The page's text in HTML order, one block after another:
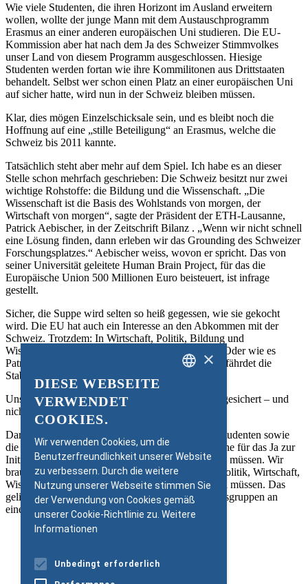
Wie viele Studenten, die ihren Horizont im Ausland erweitern
wollen, wollte der junge Mann mit dem Austauschprogramm
Erasmus an einer anderen europäischen Uni studieren. Die EU-
Kommission aber hat nach dem Ja des Schweizer Stimmvolkes
unser Land von diesem Programm ausgeschlossen. Hiesige
Studenten werden fortan wie ihre Kommilitonen aus Drittstaaten
behandelt. Selbst wer schon einen Platz an einer europäischen Uni
auf sicher hatte, wird nun in der Schweiz bleiben müssen.
Klar, dies mögen Einzelschicksale sein, und es bleibt noch die
Hoffnung auf eine „stille Beteiligung“ an Erasmus, welche die
Schweiz bis 2011 kannte.
Tatsächlich steht aber mehr auf dem Spiel. Ich habe es an dieser
Stelle schon mehrfach geschrieben: Die Schweiz besitzt nur zwei
wichtige Rohstoffe: die Bildung und die Wissenschaft. „Die
Wissenschaft ist die Basis des Wohlstands von morgen, der
Wirtschaft von morgen“, sagte der Präsident der ETH-Lausanne,
Patrick Aebischer, in der Zeitschrift Bilanz . „Wenn wir nicht schnell
eine Lösung finden, dann erleben wir das Grounding des Schweizer
Forschungsplatzes.“ Aebischer weiss, wovon er spricht. Das von
seiner Universität geleitete Human Brain Project, für das die
Europäische Union 500 Millionen Euro beisteuert, ist infrage
gestellt.
Sicher, die Suppe wird selten so heiß gegessen, wie sie gekocht
wird. Die EU hat auch ein Interesse an den Abkommen mit der
Schweiz. Trotzdem: In Wirtschaft, Politik, Bildung und
Wissenschaft herrscht eine große Verunsicherung. Oder wie es
Patrick Aebischer sagt: „Die Rechtsunsicherheit gefährdet die
Stabilität.“
Unser Wohlstand wird von talentierten Menschen gesichert – und
nicht vom Kapital allein.
Darum trifft es genau die Falschen, wenn unsere Studenten sowie
die Bildungs- und Forschungsinstitutionen die Zeche für das Ja zur
Initiative gegen die Masseneinwanderung bezahlen müssen. Wir
brauchen nun praktikable Lösungen, auf die sich Politik, Wirtschaft,
Wissenschaft, Verbände und Kantone rasch einigen müssen. Das
gelingt uns allerdings nur, wenn wir alle Interessensgruppen an
einen Tisch bringen. Bundesbern ist gefordert
PDF Download
Weiter zu Zeit-Online
×
DIESE WEBSEITE
VERWENDET
COOKIES.
Wir verwenden Cookies, um die
Benutzerfreundlichkeit unserer Website
zu verbessern. Durch die weitere
Nutzung unserer Webseite stimmen Sie
der Verwendung von Cookies gemäß
unserer Cookie-Richtlinie zu. Weitere
Informationen
Unbedingt erforderlich